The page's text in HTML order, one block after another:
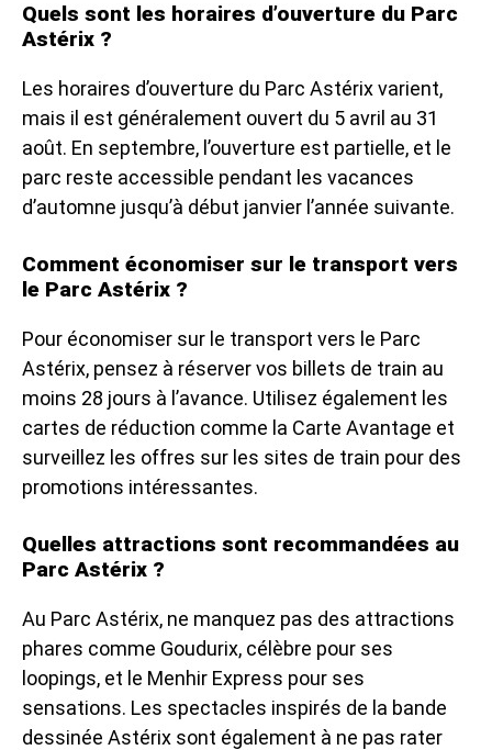
Quels sont les horaires d’ouverture du Parc
Astérix ?
Les horaires d’ouverture du Parc Astérix varient,
mais il est généralement ouvert du 5 avril au 31
août. En septembre, l’ouverture est partielle, et le
parc reste accessible pendant les vacances
d’automne jusqu’à début janvier l’année suivante.
Comment économiser sur le transport vers
le Parc Astérix ?
Pour économiser sur le transport vers le Parc
Astérix, pensez à réserver vos billets de train au
moins 28 jours à l’avance. Utilisez également les
cartes de réduction comme la Carte Avantage et
surveillez les offres sur les sites de train pour des
promotions intéressantes.
Quelles attractions sont recommandées au
Parc Astérix ?
Au Parc Astérix, ne manquez pas des attractions
phares comme Goudurix, célèbre pour ses
loopings, et le Menhir Express pour ses
sensations. Les spectacles inspirés de la bande
dessinée Astérix sont également à ne pas rater